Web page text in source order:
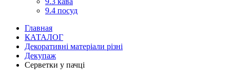
9.4 посуд
Главная
КАТАЛОГ
Декоративні матеріали різні
Декупаж
Серветки у пачці